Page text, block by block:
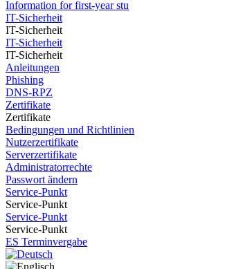
Information for first-year stu
IT-Sicherheit
IT-Sicherheit
IT-Sicherheit
IT-Sicherheit
Anleitungen
Phishing
DNS-RPZ
Zertifikate
Zertifikate
Bedingungen und Richtlinien
Nutzerzertifikate
Serverzertifikate
Administratorrechte
Passwort ändern
Service-Punkt
Service-Punkt
Service-Punkt
Service-Punkt
ES Terminvergabe